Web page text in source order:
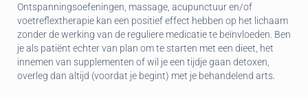
Ontspanningsoefeningen, massage, acupunctuur en/of
voetreflextherapie kan een positief effect hebben op het lichaam
zonder de werking van de reguliere medicatie te beïnvloeden. Ben
je als patiënt echter van plan om te starten met een dieet, het
innemen van supplementen of wil je een tijdje gaan detoxen,
overleg dan altijd (voordat je begint) met je behandelend arts.